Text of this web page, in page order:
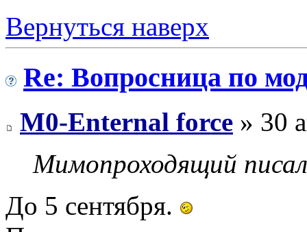
Вернуться наверх
Re: Вопросница по
M0-Enternal force » 30
Мимопроходящий
До 5 сентября.